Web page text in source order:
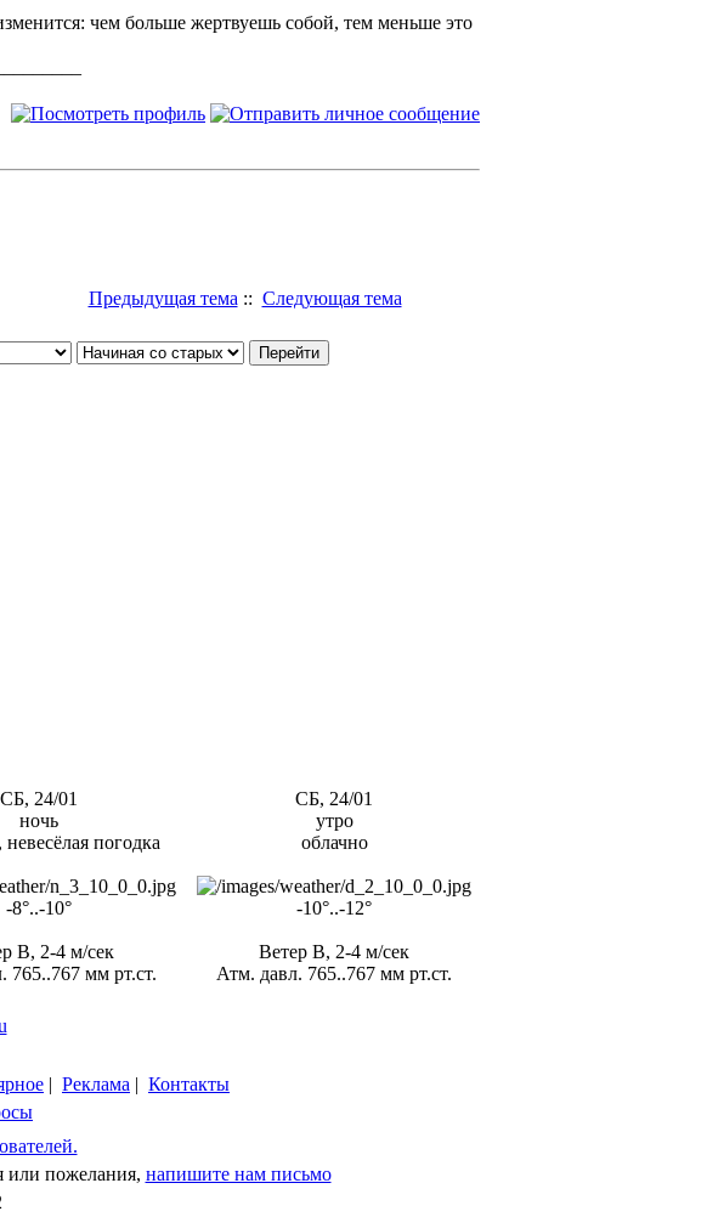
чем больше жертвуешь собой, тем меньше это
Предыдущая тема :: Следующая тема
СБ, 24/01
ночь
погодка
-8°..-10°
В, 2-4 м/сек
765..767 мм рт.ст.
СБ, 24/01
утро
облачно
-10°..-12°
Ветер В, 2-4 м/сек
Атм. давл. 765..767 мм рт.ст.
| Реклама | Контакты
или пожелания, напишите нам письмо